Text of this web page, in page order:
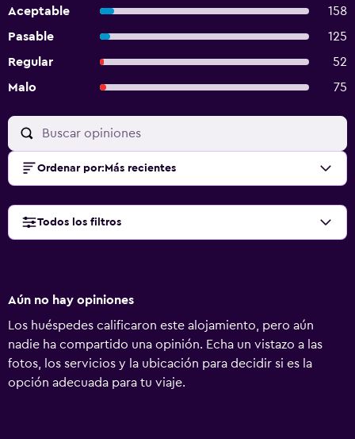
Aceptable
158
Pasable
125
Regular
52
Malo
75
Ordenar por: Más recientes
Todos los filtros
Aún no hay opiniones
Los huéspedes calificaron este alojamiento, pero aún
nadie ha compartido una opinión. Echa un vistazo a las
fotos, los servicios y la ubicación para decidir si es la
opción adecuada para tu viaje.